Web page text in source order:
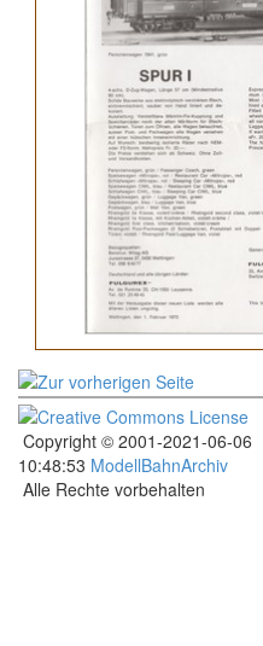
Copyright © 2001-2021-06-06
10:48:53 ModellBahnArchiv
Alle Rechte vorbehalten